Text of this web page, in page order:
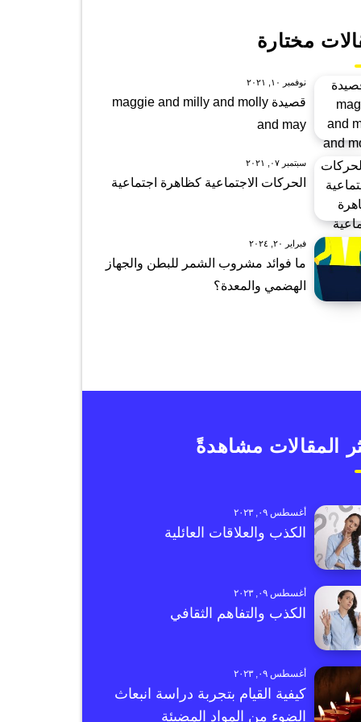
مختارة
نوفمبر ١٠, ٢٠٢١
قصيدة maggie and milly and molly
and may
سبتمبر ٠٧, ٢٠٢١
الحركات الاجتماعية كظاهرة اجتماعية
فبراير ٢٠, ٢٠٢٤
ما فوائد مشروب الشمر للبطن والجهاز
الهضمي والمعدة؟
المقالات مشاهدةً
أغسطس ٠٩, ٢٠٢٣
الكذب والعلاقات العائلية
أغسطس ٠٩, ٢٠٢٣
الكذب والتفاهم الثقافي
أغسطس ٠٩, ٢٠٢٣
كيفية القيام بتجربة دراسة انبعاث
الضوء من المواد المضيئة